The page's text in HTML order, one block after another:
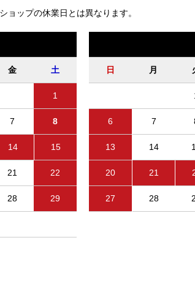
ョップの休業日とは異なります。
金 土
1
7 8
14 15
21 22
28 29
日 月
6 7
13 14
20 21
27 28